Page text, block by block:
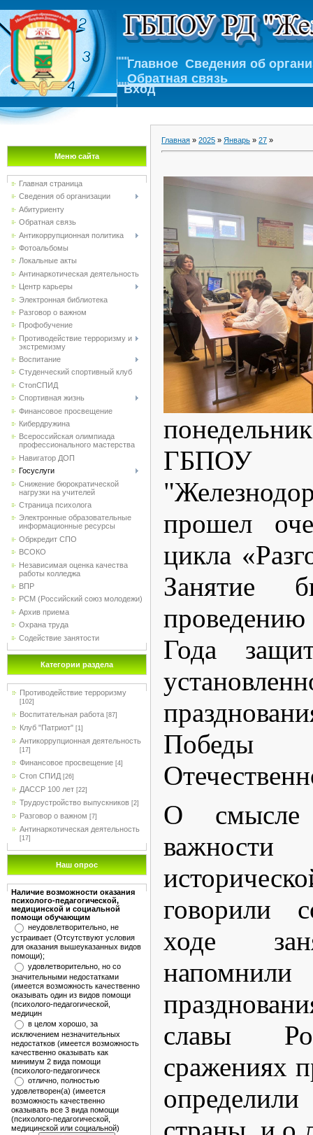
Главное Сведения об
Обратная связь
Вход
Меню сайта
Главная страница
Сведения об организации
Абитуриенту
Обратная связь
Антикоррупционная политика
Фотоальбомы
Локальные акты
Антинаркотическая деятельность
Центр карьеры
Электронная библиотека
Разговор о важном
Профобучение
Противодействие терроризму и
экстремизму
Воспитание
Студенческий спортивный клуб
CтопСПИД
Спортивная жизнь
Финансовое просвещение
Кибердружина
Всероссийская олимпиада
профессионального мастерства
Навигатор ДОП
Госуслуги
Снижение бюрократической
нагрузки на учителей
Страница психолога
Электронные образовательные
информационные ресурсы
Обркредит СПО
ВСОКО
Независимая оценка качества
работы колледжа
ВПР
РСМ (Российский союз молодежи)
Архив приема
Охрана труда
Содействие занятости
Категории раздела
Противодействие терроризму
[102]
Воспитательная работа [87]
Клуб "Патриот" [1]
Антикоррупционная деятельность
[17]
Финансовое просвещение [4]
Стоп СПИД [26]
ДАССР 100 лет [22]
Трудоустройство выпускников [2]
Разговор о важном [7]
Антинаркотическая деятельность
[17]
Наш опрос
Наличие возможности оказания
психолого-педагогической,
медицинской и социальной
помощи обучающим
неудовлетворительно, не
устраивает (Отсутствуют условия
для оказания вышеуказанных видов
помощи);
удовлетворительно, но со
значительными недостатками
(имеется возможность качественно
оказывать один из видов помощи
(психолого-педагогической,
медицин
в целом хорошо, за
исключением незначительных
недостатков (имеется возможность
качественно оказывать как
минимум 2 вида помощи
(психолого-педагогическ
отлично, полностью
удовлетворен(а) (имеется
возможность качественно
оказывать все 3 вида помощи
(психолого-педагогической,
медицинской или социальной)
Главная » 2025 » Январь » 27 »
прошел
цикла
Занятие
Года
О смысле
говорили
ходе
славы
сражениях